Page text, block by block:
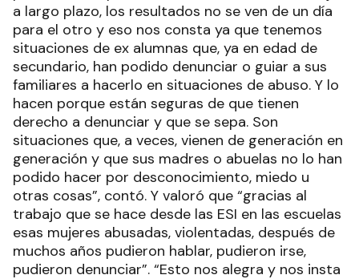
a largo plazo, los resultados no se ven de un día
para el otro y eso nos consta ya que tenemos
situaciones de ex alumnas que, ya en edad de
secundario, han podido denunciar o guiar a sus
familiares a hacerlo en situaciones de abuso. Y lo
hacen porque están seguras de que tienen
derecho a denunciar y que se sepa. Son
situaciones que, a veces, vienen de generación en
generación y que sus madres o abuelas no lo han
podido hacer por desconocimiento, miedo u
otras cosas”, contó. Y valoró que “gracias al
trabajo que se hace desde las ESI en las escuelas
esas mujeres abusadas, violentadas, después de
muchos años pudieron hablar, pudieron irse,
pudieron denunciar”. “Esto nos alegra y nos insta